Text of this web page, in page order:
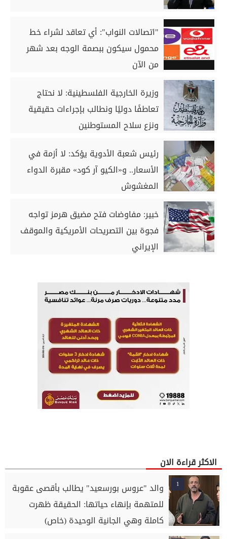
"اتصالات النواب": أي تعاقد لشراء خط
محمول سيكون ببصمة الوجه بعد شهر
من الآن
وزيرة الخارجية الفلسطينية: لا نحتاج
تعاطفًا دوليًا ونطالب بإجراءات حقيقية
ونزع سلاح المستوطنين
رئيس شعبة الأدوية يؤكد: لا أزمة في
الأسعار.. و‏«الكيو آر كود» مقبرة الدواء
المغشوش
خبير: مفاوضات فتح مضيق هرمز تواجه
فجوة بين التصريحات الأمريكية والموقف
الإيراني
الاكثر قراءة الان
1
والد "عروس بورسعيد" يطالب بأقصى عقوبة
للمتهمة بإنهاء حياتها: الحقيقة ظهرت
كاملة وهي الجانية الوحيدة (خاص)